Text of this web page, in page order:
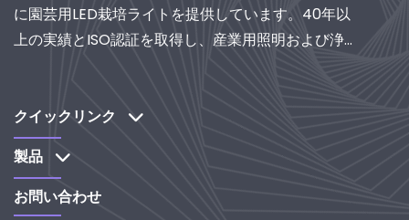
に園芸用LED栽培ライトを提供しています。40年以
上の実績とISO認証を取得し、産業用照明および浄化
クイックリンク
製品
お問い合わせ